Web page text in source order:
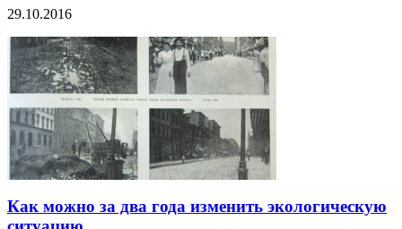
29.10.2016
Как можно за два года изменить экологическую